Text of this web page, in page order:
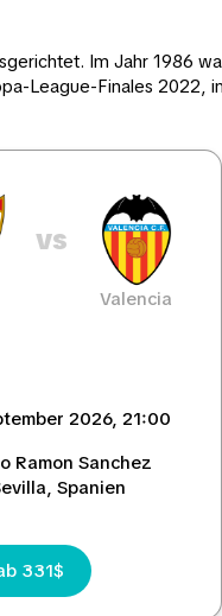
Im Jahr 1986
League-Finales 2022,
vs
Valencia
2026, 21:00
Ramon Sanchez
Spanien
331$